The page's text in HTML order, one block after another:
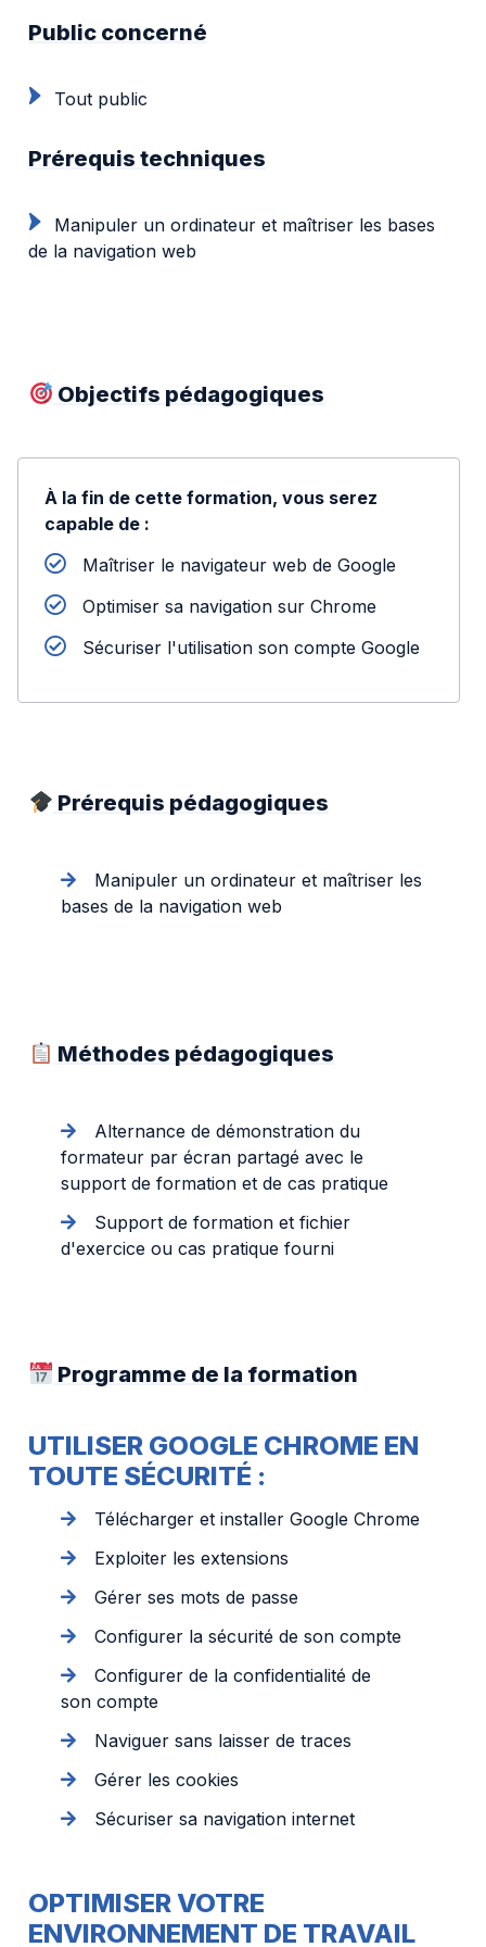
Public concerné
Tout public
Prérequis techniques
Manipuler un ordinateur et maîtriser les bases
de la navigation web
Objectifs pédagogiques
À la fin de cette formation, vous serez
capable de :
Maîtriser le navigateur web de Google
Optimiser sa navigation sur Chrome
Sécuriser l'utilisation son compte Google
Prérequis pédagogiques
Manipuler un ordinateur et maîtriser les
bases de la navigation web
Méthodes pédagogiques
Alternance de démonstration du
formateur par écran partagé avec le
support de formation et de cas pratique
Support de formation et fichier
d'exercice ou cas pratique fourni
Programme de la formation
UTILISER GOOGLE CHROME EN
TOUTE SÉCURITÉ :
Télécharger et installer Google Chrome
Exploiter les extensions
Gérer ses mots de passe
Configurer la sécurité de son compte
Configurer de la confidentialité de
son compte
Naviguer sans laisser de traces
Gérer les cookies
Sécuriser sa navigation internet
OPTIMISER VOTRE
ENVIRONNEMENT DE TRAVAIL